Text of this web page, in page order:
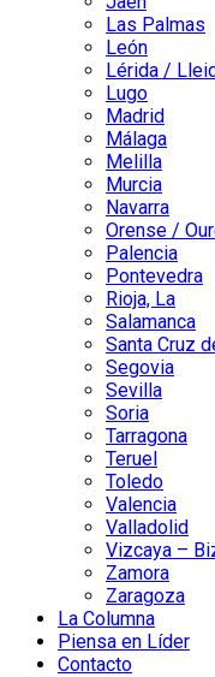
Las Palmas
León
Lérida /
Lugo
Madrid
Málaga
Melilla
Murcia
Navarra
Orense /
Palencia
Pontevedra
Rioja, La
Salamanca
Santa Cruz
Segovia
Sevilla
Soria
Tarragona
Teruel
Toledo
Valencia
Valladolid
Vizcaya –
Zamora
Zaragoza
La Columna
Piensa en Líder
Contacto